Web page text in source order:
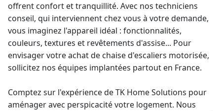
offrent confort et tranquillité. Avec nos techniciens
conseil, qui interviennent chez vous à votre demande,
vous imaginez l'appareil idéal : fonctionnalités,
couleurs, textures et revêtements d'assise... Pour
envisager votreachat de chaise d'escaliers motorisée,
sollicitez nos équipes implantées partout en France.
Comptez sur l'expérience de TK Home Solutions pour
aménager avec perspicacité votre logement. Nous